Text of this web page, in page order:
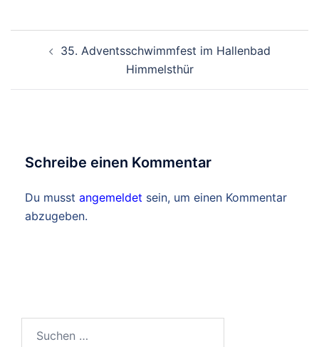
35. Adventsschwimmfest im Hallenbad
Himmelsthür
Schreibe einen Kommentar
Du musst angemeldet sein, um einen Kommentar
abzugeben.